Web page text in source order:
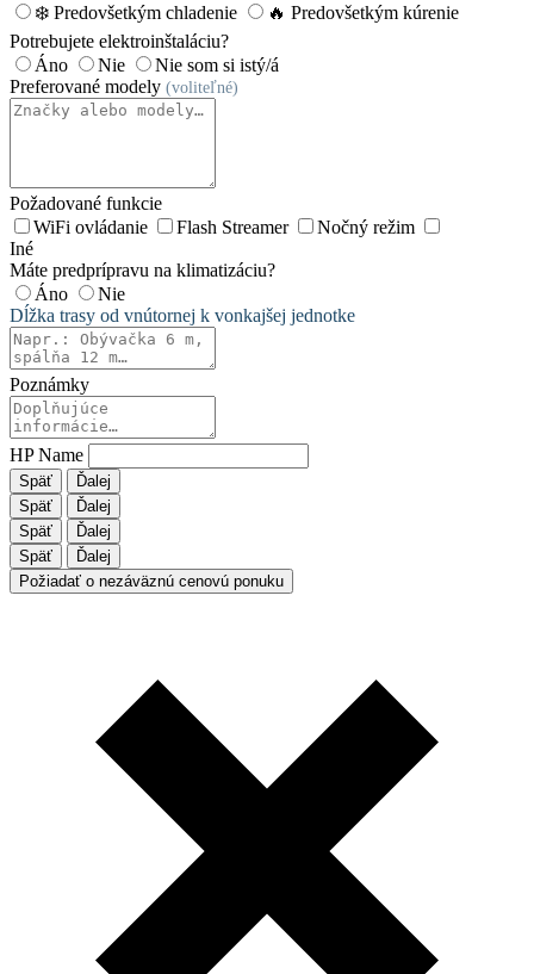
❄️ Predovšetkým chladenie
🔥 Predovšetkým kúrenie
Potrebujete elektroinštaláciu?
Áno
Nie
Nie som si istý/á
Preferované modely (voliteľné)
Požadované funkcie
WiFi ovládanie
Flash Streamer
Nočný režim
Iné
Máte predprípravu na klimatizáciu?
Áno
Nie
Dĺžka trasy od vnútornej k vonkajšej jednotke
Poznámky
HP Name
Späť
Ďalej
Späť
Ďalej
Späť
Ďalej
Späť
Ďalej
Požiadať o nezáväznú cenovú ponuku